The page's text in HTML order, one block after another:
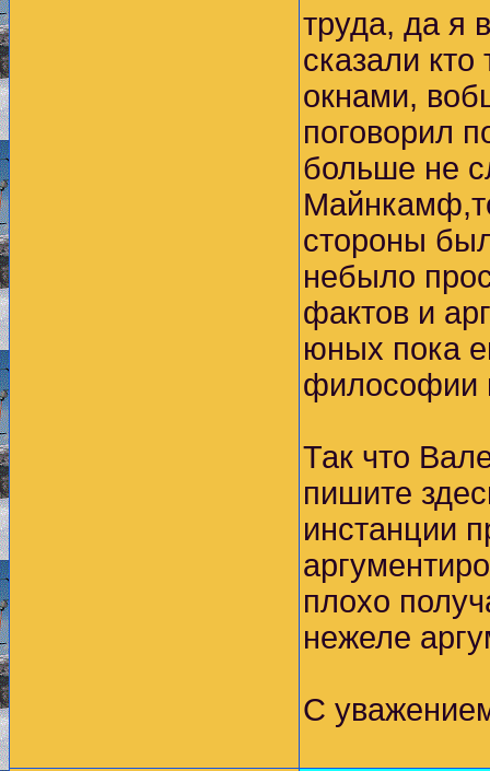
труда, да я
сказали
окнами,
поговорил
больше не
стороны
небыло
фактов и
юных пока
философии
Так что
пишите
инстанции
плохо
нежеле
С